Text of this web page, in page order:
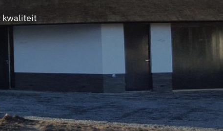
kwaliteit